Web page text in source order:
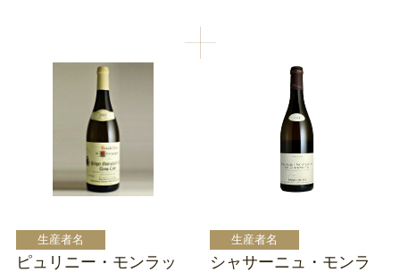
ピュリニー・モンラッ
シャサーニュ・モンラ